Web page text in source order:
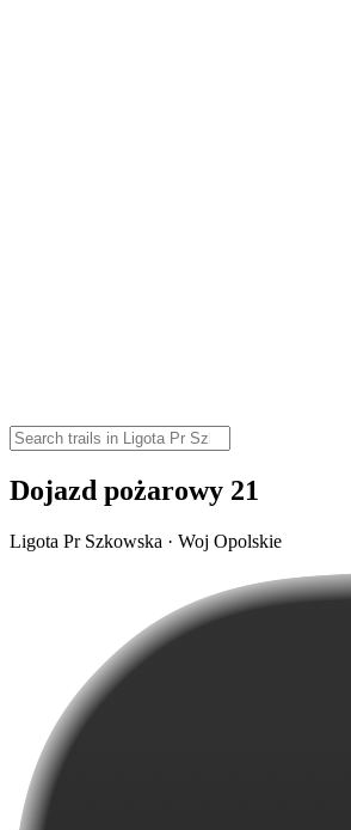
Dojazd pożarowy 21
Ligota Pr Szkowska · Woj Opolskie